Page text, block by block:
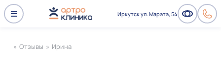
Иркутск ул. Марата, 54
» Отзывы » Ирина